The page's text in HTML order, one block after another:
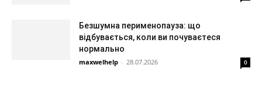
Безшумна перименопауза: що
відбувається, коли ви почуваєтеся
нормально
maxwelhelp - 28.07.2026 0